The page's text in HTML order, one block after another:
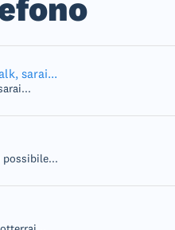
sarai...
possibile...